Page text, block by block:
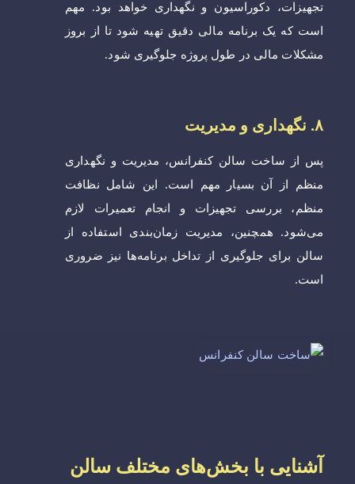
تجهیزات، دکوراسیون و نگهداری خواهد بود. مهم
است که یک برنامه مالی دقیق تهیه شود تا از بروز
مشکلات مالی در طول پروژه جلوگیری شود.
۸. نگهداری و مدیریت
پس از ساخت سالن کنفرانس، مدیریت و نگهداری
منظم از آن بسیار مهم است. این شامل نظافت
منظم، بررسی تجهیزات و انجام تعمیرات لازم
می‌شود. همچنین، مدیریت زمان‌بندی استفاده از
سالن برای جلوگیری از تداخل برنامه‌ها نیز ضروری
است.
آشنایی با بخش‌های مختلف سالن